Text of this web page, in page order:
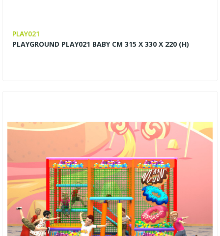
PLAY021
PLAYGROUND PLAY021 BABY CM 315 X 330 X 220 (H)